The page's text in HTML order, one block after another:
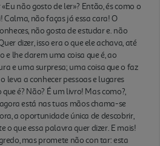
não gosto de ler»? Então, és como o
Calma, não faças já essa cara! O
não gosta de estudar e. não
dizer, isso era o que ele achava, até
e lhe darem uma coisa que é, ao
e uma surpresa; uma coisa que o faz
leva a conhecer pessoas e lugares
é? Não? É um livro! Mas como?,
está nas tuas mãos chama-se
a oportunidade única de descobrir,
o que essa palavra quer dizer. E mais!
mas promete não con tar: esta